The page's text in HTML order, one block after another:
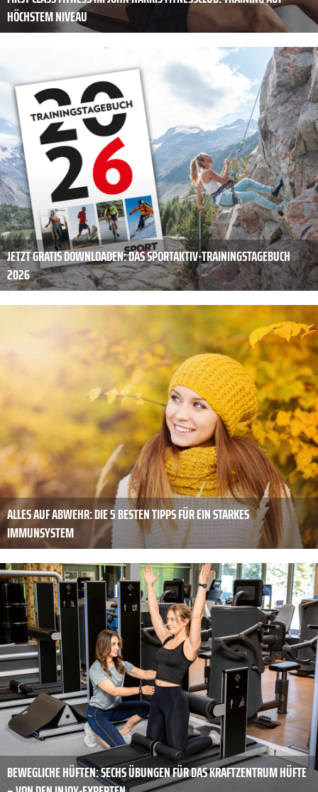
HÖCHSTEM NIVEAU
JETZT GRATIS DOWNLOADEN: DAS SPORTAKTIV-TRAININGSTAGEBUCH
2026
ALLES AUF ABWEHR: DIE 5 BESTEN TIPPS FÜR EIN STARKES
IMMUNSYSTEM
BEWEGLICHE HÜFTEN: SECHS ÜBUNGEN FÜR DAS KRAFTZENTRUM HÜFTE